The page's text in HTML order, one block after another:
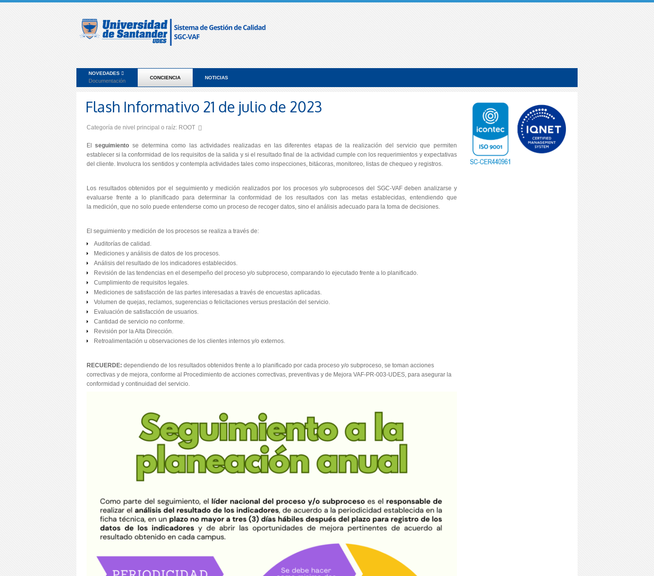
NOVEDADES
Documentación
CONCIENCIA NOTICIAS
Flash Informativo 21 de julio de 2023
Categoría de nivel principal o raíz: ROOT
Elseguimiento se determina como las actividades realizadas en las diferentes etapas de la realización del servicio que permiten
establecer si la conformidad de los requisitos de la salida y si el resultado final de la actividad cumple con los requerimientos y expectativas
del cliente. Involucra los sentidos y contempla actividades tales como inspecciones, bitácoras, monitoreo, listas de chequeo y registros.
Los resultados obtenidos por el seguimiento y medición realizados por los procesos y/o subprocesos del SGC-VAF deben analizarse y
evaluarse frente a lo planificado para determinar la conformidad de los resultados con las metas establecidas, entendiendo que
la medición, que no solo puede entenderse como un proceso de recoger datos, sino el análisis adecuado para la toma de decisiones.
El seguimiento y medición de los procesos se realiza a través de:
Auditorías de calidad.
Mediciones y análisis de datos de los procesos.
Análisis del resultado de los indicadores establecidos.
Revisión de las tendencias en el desempeño del proceso y/o subproceso, comparando lo ejecutado frente a lo planificado.
Cumplimiento de requisitos legales.
Mediciones de satisfacción de las partes interesadas a través de encuestas aplicadas.
Volumen de quejas, reclamos, sugerencias o felicitaciones versus prestación del servicio.
Evaluación de satisfacción de usuarios.
Cantidad de servicio no conforme.
Revisión por la Alta Dirección.
Retroalimentación u observaciones de los clientes internos y/o externos.
RECUERDE: dependiendo de los resultados obtenidos frente a lo planificado por cada proceso y/o subproceso, se toman acciones
correctivas y de mejora, conforme al Procedimiento de acciones correctivas, preventivas y de Mejora VAF-PR-003-UDES, para asegurar la
conformidad y continuidad del servicio.